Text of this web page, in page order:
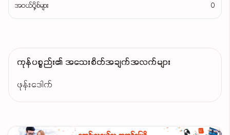
အဝယ်ပို့စ်များ 0
ကုန်ပစ္စည်း၏ အသေးစိတ်အချက်အလက်များ
ဖုန်းဒေါက်